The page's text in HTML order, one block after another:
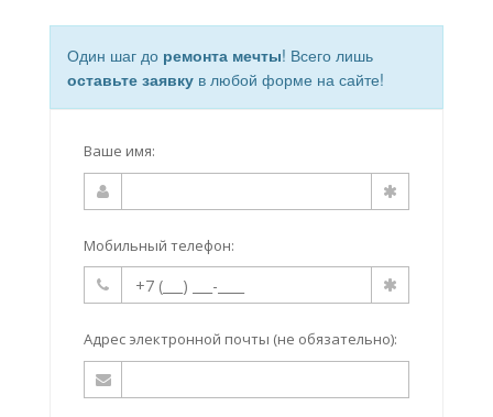
Один шаг до ремонта мечты! Всего лишь
оставьте заявку в любой форме на сайте!
Ваше имя:
Мобильный телефон:
Адрес электронной почты (не обязательно):